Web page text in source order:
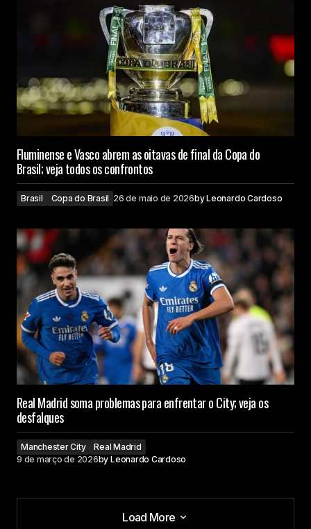
Fluminense e Vasco abrem as oitavas de final da Copa do
Brasil; veja todos os confrontos
Brasil Copa do Brasil 26 de maio de 2026byLeonardo Cardoso
Real Madrid soma problemas para enfrentar o City; veja os
desfalques
Manchester City
Real Madrid
9 de março de 2026by Leonardo Cardoso
Load More